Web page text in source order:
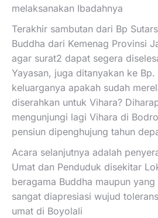
melaksanakan Ibadahnya
Terakhir sambutan dari Bp
Buddha dari Kemenag Provinsi
agar surat2 dapat segera
Yayasan, juga ditanyakan ke
keluarganya apakah sudah
diserahkan untuk Vihara?
mengunjungi lagi Vihara di
pensiun dipenghujung tahun
Acara selanjutnya adalah
Umat dan Penduduk disekitar
beragama Buddha maupun
sangat diapresiasi wujud
umat di Boyolali